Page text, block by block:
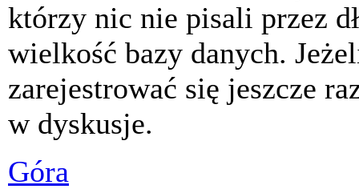
którzy nic nie pisali przez
wielkość bazy danych.
zarejestrować się jeszcze
w dyskusje.
Góra